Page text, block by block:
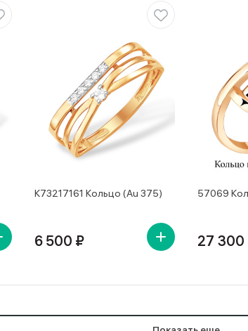
К73217161 Кольцо (Au 375)
6 500 ₽
57069
27 300